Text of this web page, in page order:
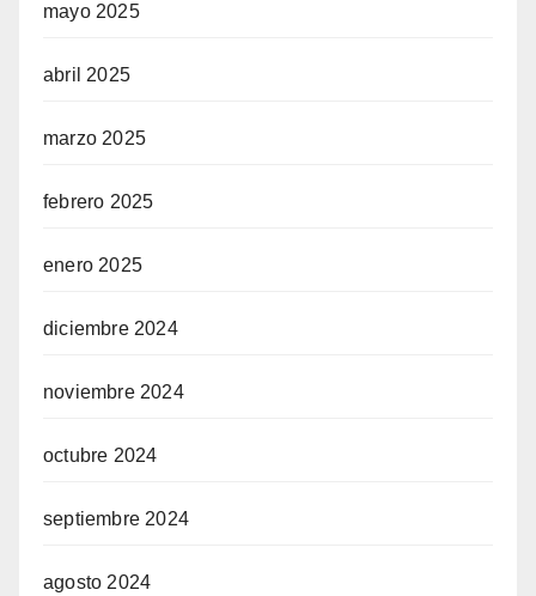
mayo 2025
abril 2025
marzo 2025
febrero 2025
enero 2025
diciembre 2024
noviembre 2024
octubre 2024
septiembre 2024
agosto 2024